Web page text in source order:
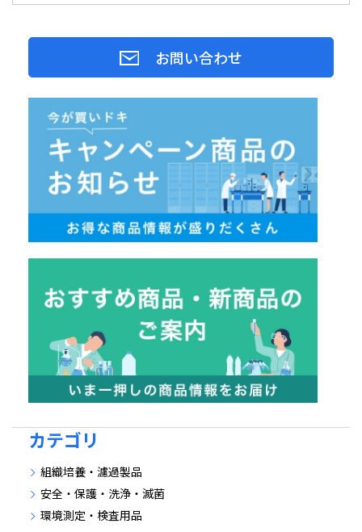
お問い合わせ
カテゴリ
組織培養・濾過製品
安全・保護・洗浄・滅菌
環境測定・検査用品